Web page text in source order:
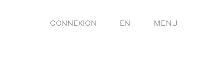
CONNEXION EN MENU